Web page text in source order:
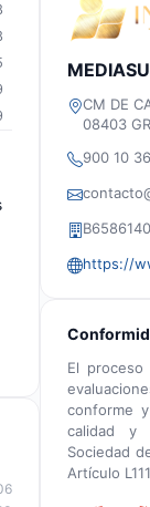
CM DE
08403
900 10
https://
El
conforme
calidad y
Sociedad
Artículo